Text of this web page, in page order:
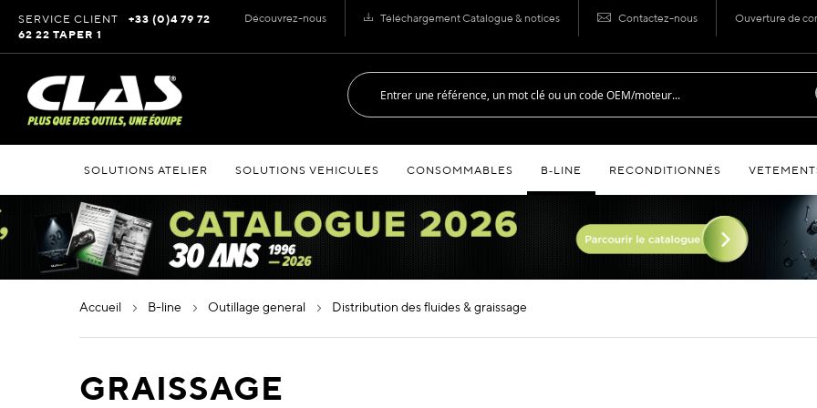
Découvrez-nous Téléchargement Catalogue & notices Contactez-nous Ouverture de
au
contenu
SERVICE CLIENT
+33 (0)4 79 72
62 22 TAPER 1
SOLUTIONS ATELIER SOLUTIONS VEHICULES CONSOMMABLES B‑LINE RECONDITIONNÉS
accueil b-line outillage general distribution des fluides & graissage
GRAISSAGE